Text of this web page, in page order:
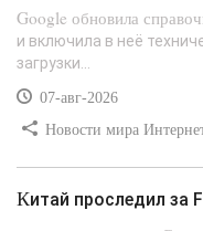
Google обновила
и включила в неё
загрузки...
07-авг-2026
Новости мира
Китай проследил